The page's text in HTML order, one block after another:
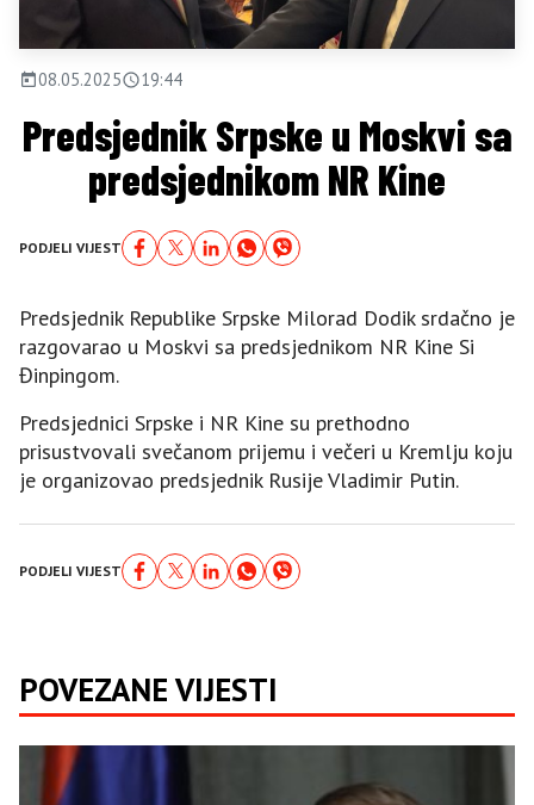
08.05.2025 19:44
Predsjednik Srpske u Moskvi sa
predsjednikom NR Kine
PODJELI VIJEST
Predsjednik Republike Srpske Milorad Dodik srdačno je
razgovarao u Moskvi sa predsjednikom NR Kine Si
Đinpingom.
Predsjednici Srpske i NR Kine su prethodno
prisustvovali svečanom prijemu i večeri u Kremlju koju
je organizovao predsjednik Rusije Vladimir Putin.
PODJELI VIJEST
POVEZANE VIJESTI